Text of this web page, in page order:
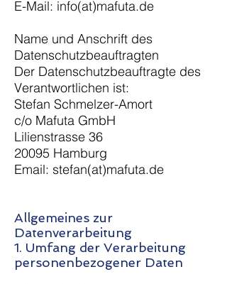
E-Mail: info(at)mafuta.de
Name und Anschrift des
Datenschutzbeauftragten
Der Datenschutzbeauftragte des
Verantwortlichen ist:
Stefan Schmelzer-Amort
c/o Mafuta GmbH
Lilienstrasse 36
20095 Hamburg
Email: stefan(at)mafuta.de
Allgemeines zur
Datenverarbeitung
1. Umfang der Verarbeitung
personenbezogener Daten